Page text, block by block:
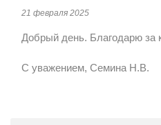
21 февраля 2025
Добрый день. Благодарю за
С уважением, Семина Н.В.